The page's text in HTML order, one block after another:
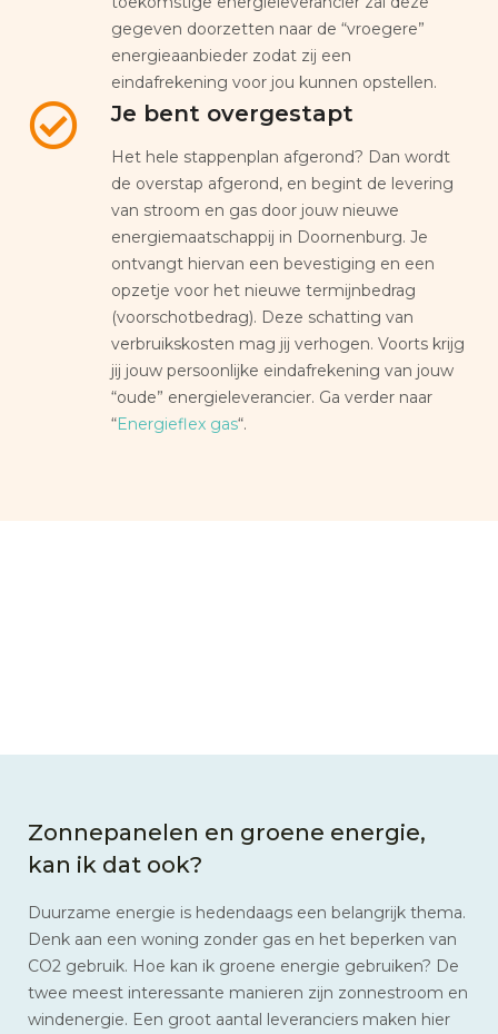
gegeven doorzetten naar de “vroegere”
energieaanbieder zodat zij een
eindafrekening voor jou kunnen opstellen.
Je bent overgestapt
Het hele stappenplan afgerond? Dan wordt
de overstap afgerond, en begint de levering
van stroom en gas door jouw nieuwe
energiemaatschappij in Doornenburg. Je
ontvangt hiervan een bevestiging en een
opzetje voor het nieuwe termijnbedrag
(voorschotbedrag). Deze schatting van
verbruikskosten mag jij verhogen. Voorts krijg
jij jouw persoonlijke eindafrekening van jouw
“oude” energieleverancier. Ga verder naar
“Energieflex gas“.
Zonnepanelen en groene energie,
kan ik dat ook?
Duurzame energie is hedendaags een belangrijk thema.
Denk aan een woning zonder gas en het beperken van
CO2 gebruik. Hoe kan ik groene energie gebruiken? De
twee meest interessante manieren zijn zonnestroom en
windenergie. Een groot aantal leveranciers maken hier